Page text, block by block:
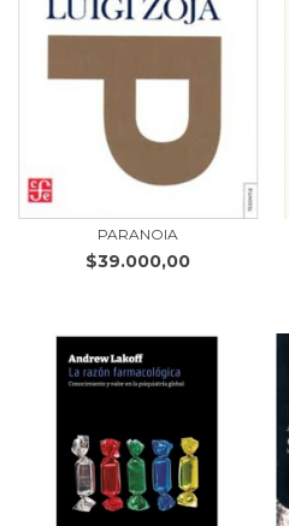
PARANOIA
$39.000,00